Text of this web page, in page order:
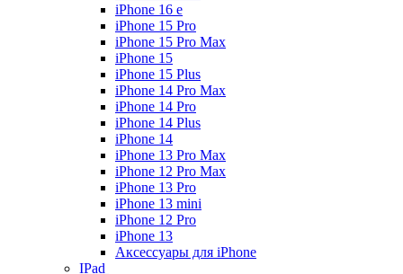
iPhone 16 e
iPhone 15 Pro
iPhone 15 Pro Max
iPhone 15
iPhone 15 Plus
iPhone 14 Pro Max
iPhone 14 Pro
iPhone 14 Plus
iPhone 14
iPhone 13 Pro Max
iPhone 12 Pro Max
iPhone 13 Pro
iPhone 13 mini
iPhone 12 Pro
iPhone 13
Аксессуары для iPhone
IPad